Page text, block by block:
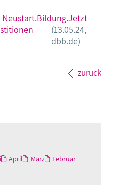
Neustart.Bildung.Jetzt
(13.05.24,
dbb.de)
zurück
April März
Februar